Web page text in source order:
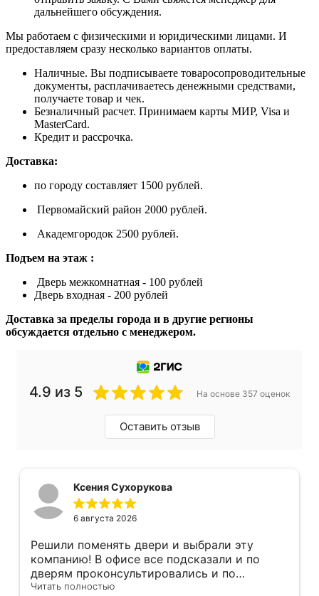
дальнейшего обсуждения.
Мы работаем с физическими и юридическими лицами. И
предоставляем сразу несколько вариантов оплаты.
Наличные. Вы подписываете товаросопроводительные
документы, расплачиваетесь денежными средствами,
получаете товар и чек.
Безналичный расчет. Принимаем карты МИР, Visa и
MasterCard.
Кредит и рассрочка.
Доставка:
по городу составляет 1500 рублей.
Первомайский район 2000 рублей.
Академгородок 2500 рублей.
Подъем на этаж :
Дверь межкомнатная - 100 рублей
Дверь входная - 200 рублей
Доставка за пределы города и в другие регионы
обсуждается отдельно с менеджером.
4.9 из 5 На основе 357 оценок
Оставить отзыв
Ксения Сухорукова
6 августа 2026
Решили поменять двери и выбрали эту
компанию! В офисе все подсказали и по
дверям проконсультировались и по
фурнитуре. Анастасия ответила на все
Читать полностью